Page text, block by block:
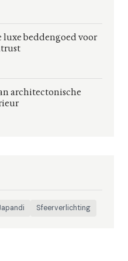
beddengoed voor
architectonische
Sfeerverlichting